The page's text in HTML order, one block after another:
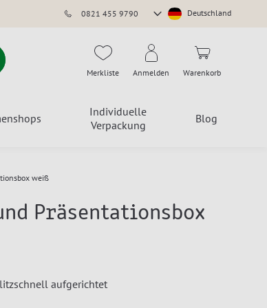
0821 455 9790
Store
Deutschland
Merkliste Anmelden Warenkorb
Individuelle
Verpackung
Blog
weiß
Präsentationsbox
aufgerichtet